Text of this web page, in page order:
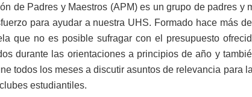
de Padres y Maestros (APM) es un grupo de padres
para ayudar a nuestra UHS. Formado hace más
que no es posible sufragar con el presupuesto
durante las orientaciones a principios de año y
todos los meses a discutir asuntos de relevancia para
estudiantiles.